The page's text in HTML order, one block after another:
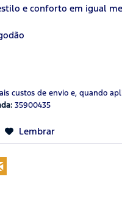
e conforto em igual
custos de envio e, quando
35900435
Lembrar